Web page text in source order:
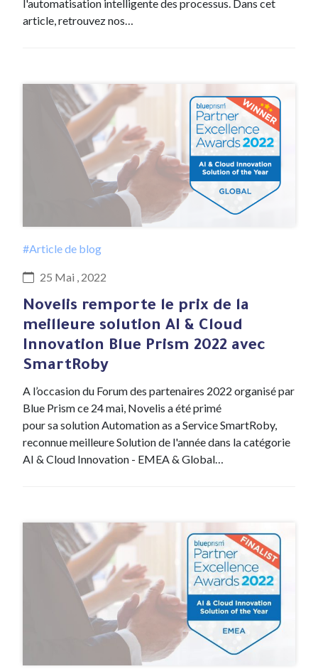
l'automatisation intelligente des processus. Dans cet
article, retrouvez nos…
#Article de blog
25 Mai , 2022
Novelis remporte le prix de la
meilleure solution AI & Cloud
Innovation Blue Prism 2022 avec
SmartRoby
A l’occasion du Forum des partenaires 2022 organisé par
Blue Prism ce 24 mai, Novelis a été primé
pour sa solution Automation as a Service SmartRoby,
reconnue meilleure Solution de l'année dans la catégorie
AI & Cloud Innovation - EMEA & Global…